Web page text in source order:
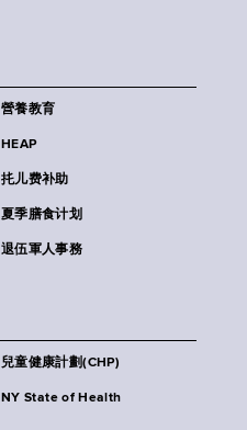
營養教育
HEAP
扥儿费补助
夏季膳食计划
退伍軍人事務
兒童健康計劃(CHP)
NY State of Health